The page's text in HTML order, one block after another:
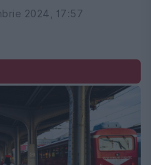
2024, 17:57